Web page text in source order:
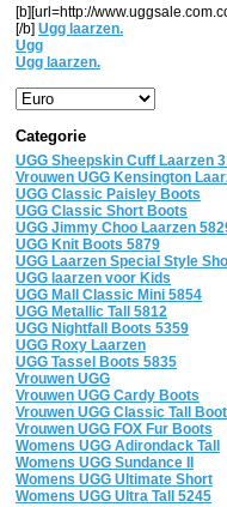
[b][url=http://
[/b] Ugg laarzen.
Ugg
Ugg laarzen.
Categorie
UGG Sheepskin Cuff Laarzen
Vrouwen UGG Kensington
UGG Classic Paisley Boots
UGG Classic Short Boots
UGG Jimmy Choo Laarzen
UGG Knit Boots 5879
UGG Laarzen Special Style
UGG laarzen voor Kids
UGG Mall Classic Mini 5854
UGG Metallic Tall 5812
UGG Nightfall Boots 5359
UGG Roxy Laarzen
UGG Tassel Boots 5835
Vrouwen UGG
Vrouwen UGG Cardy Boots
Vrouwen UGG Classic Tall
Vrouwen UGG FOX Fur Boots
Womens UGG Adirondack Tall
Womens UGG Sundance II
Womens UGG Ultimate Short
Womens UGG Ultra Tall 5245